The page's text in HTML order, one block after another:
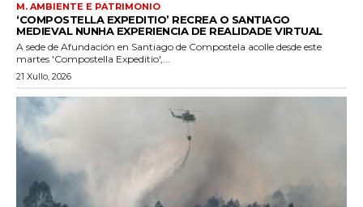
M. AMBIENTE E PATRIMONIO
‘COMPOSTELLA EXPEDITIO’ RECREA O SANTIAGO
MEDIEVAL NUNHA EXPERIENCIA DE REALIDADE VIRTUAL
A sede de Afundación en Santiago de Compostela acolle desde este
martes 'Compostella Expeditio',...
21 Xullo, 2026